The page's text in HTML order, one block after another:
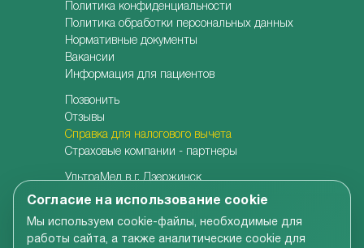
Согласие на использование cookie
Мы используем cookie-файлы, необходимые для
работы сайта, а также аналитические cookie для
Политика конфиденциальности
Политика обработки персональных данных
Нормативные документы
Вакансии
Информация для пациентов
Позвонить
Отзывы
Справка для налогового вычета
Страховые компании - партнеры
УльтраМед в г. Дзержинск
УльтраМед в г. Кстово
Центр медицины плода
Центр врачебной косметологии